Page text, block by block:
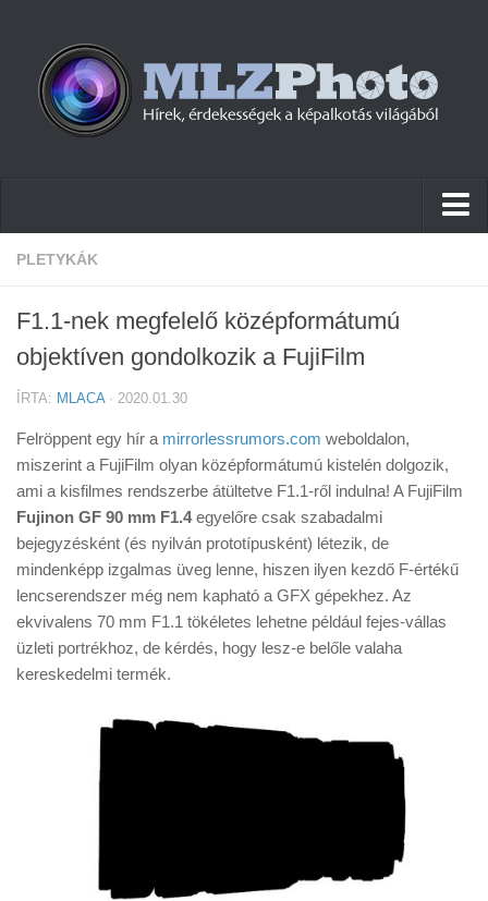
Hírek
Cikkek
Szoftver
Tudástár
Tanácsok
Érdekességek
Helyszíni Riport
E-BB
PLETYKÁK
F1.1-nek megfelelő középformátumú
objektíven gondolkozik a FujiFilm
ÍRTA: MLACA· 2020.01.30
Felröppent egy hír a mirrorlessrumors.com weboldalon,
miszerint a FujiFilm olyan középformátumú kistelén dolgozik,
ami a kisfilmes rendszerbe átültetve F1.1-ről indulna! A FujiFilm
Fujinon GF 90 mm F1.4egyelőre csak szabadalmi
bejegyzésként (és nyilván prototípusként) létezik, de
mindenképp izgalmas üveg lenne, hiszen ilyen kezdő F-értékű
lencserendszer még nem kapható a GFX gépekhez. Az
ekvivalens 70 mm F1.1 tökéletes lehetne például fejes-vállas
üzleti portrékhoz, de kérdés, hogy lesz-e belőle valaha
kereskedelmi termék.